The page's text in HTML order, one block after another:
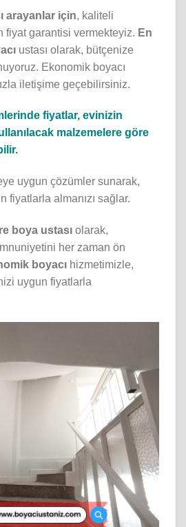
arayanlar için, kaliteli
fiyat garantisi vermekteyiz. En
ustası olarak, bütçenize
Ekonomik boyacı
iletişime geçebilirsiniz.
fiyatlar, evinizin
malzemelere göre
uygun çözümler sunarak,
fiyatlarla almanızı sağlar.
boya ustası olarak,
her zaman ön
boyacı hizmetimizle,
uygun fiyatlarla